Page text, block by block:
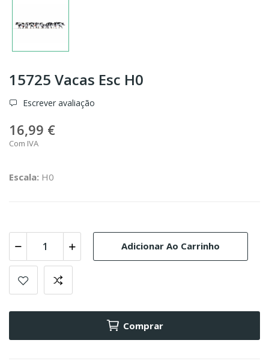
15725 Vacas Esc H0
Escrever avaliação
16,99 €
Com IVA
Escala: H0
Adicionar Ao Carrinho
Comprar